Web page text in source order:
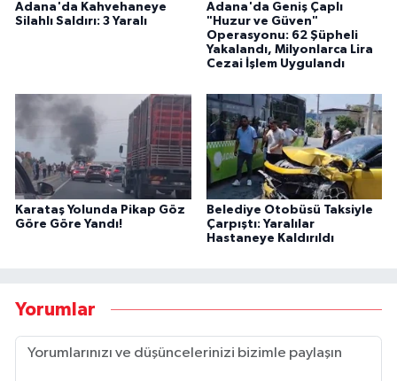
Adana'da Kahvehaneye
Silahlı Saldırı: 3 Yaralı
Adana'da Geniş Çaplı
"Huzur ve Güven"
Operasyonu: 62 Şüpheli
Yakalandı, Milyonlarca Lira
Cezai İşlem Uygulandı
Karataş Yolunda Pikap Göz
Göre Göre Yandı!
Belediye Otobüsü Taksiyle
Çarpıştı: Yaralılar
Hastaneye Kaldırıldı
Yorumlar